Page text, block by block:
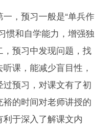
，预习一般是“单兵作
惯和自学能力，增强独
预习中发现问题，找
课，能减少盲目性，
预习，对课文有了初
的时间对老师讲授的
于深入了解课文内